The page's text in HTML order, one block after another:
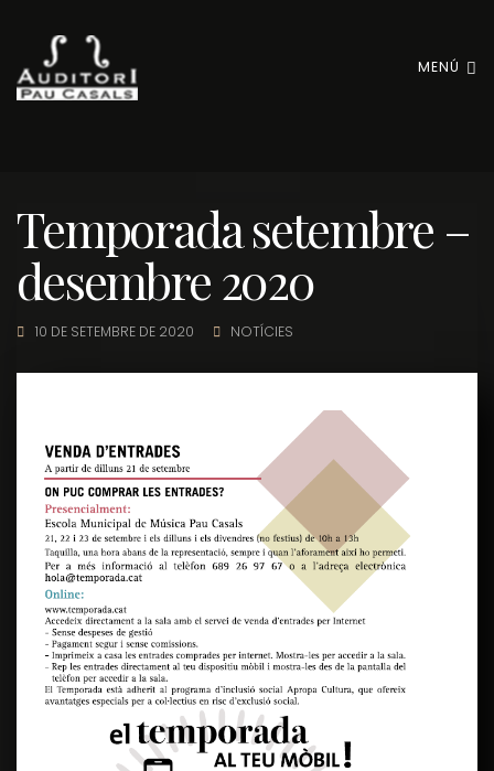
MENÚ
Temporada setembre –
desembre 2020
10 DE SETEMBRE DE 2020 NOTÍCIES